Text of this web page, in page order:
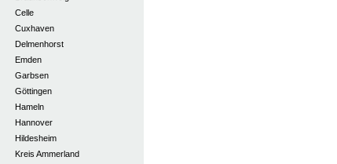
Celle
Cuxhaven
Delmenhorst
Emden
Garbsen
Göttingen
Hameln
Hannover
Hildesheim
Kreis Ammerland